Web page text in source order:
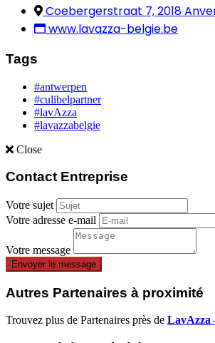
Coebergerstraat 7, 2018
www.lavazza-belgie.be
Tags
#antwerpen
#culibelpartner
#lavAzza
#lavazzabelgie
Close
Contact Entreprise
Votre sujet
Votre adresse e-mail
Votre message
Envoyer le message
Autres Partenaires à proximité
Trouvez plus de Partenaires près de LavAzza